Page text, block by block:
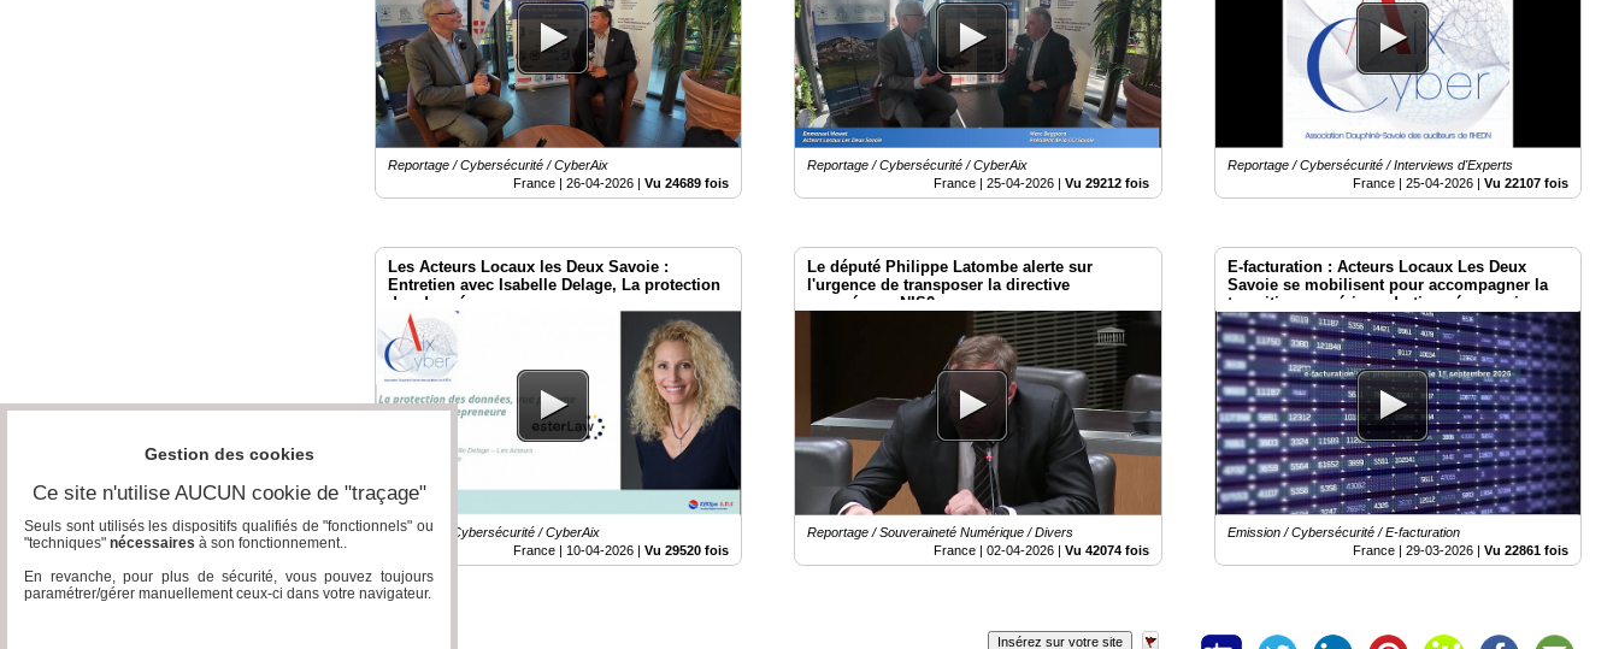
Reportage / Cybersécurité / CyberAix
France |26-04-2026 |Vu 24689 fois
Reportage / Cybersécurité / CyberAix
France | 25-04-2026| Vu 29212 fois
Reportage / Cybersécurité / Interviews d'Experts
France |25-04-2026 |Vu 22107 fois
Les Acteurs Locaux les Deux Savoie :
Entretien avec Isabelle Delage, La protection
des données.
Emission / Cybersécurité / CyberAix
France | 10-04-2026 |Vu 29520 fois
Le député Philippe Latombe alerte sur
l'urgence de transposer la directive
européenne NIS2
Reportage / Souveraineté Numérique / Divers
France | 02-04-2026| Vu 42074 fois
E-facturation : Acteurs Locaux Les Deux
Savoie se mobilisent pour accompagner la
transition numérique du tissu économique
local
Emission / Cybersécurité / E-facturation
France |29-03-2026 |Vu 22861 fois
Insérez sur votre site
Gestion des cookies
Ce site n'utilise AUCUN cookie de "traçage"
Seuls sont utilisés les dispositifs qualifiés de "fonctionnels" ou
"techniques" nécessaires à son fonctionnement..
En revanche, pour plus de sécurité, vous pouvez toujours
paramétrer/gérer manuellement ceux-ci dans votre navigateur.